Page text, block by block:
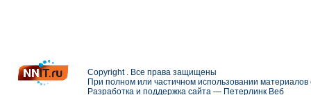
Copyright . Все права защищены
При полном или частичном использовании
Разработка и поддержка сайта — Петерлинк Веб